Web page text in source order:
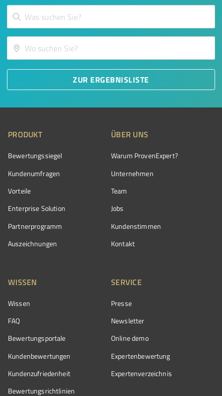
ZUR ERGEBNISLISTE
PRODUKT
Bewertungssiegel
Kundenumfragen
Vorteile
Enterprise Solution
Partnerprogramm
Auszeichnungen
ÜBER UNS
Warum ProvenExpert?
Unternehmen
Team
Jobs
Kundenstimmen
Kontakt
WISSEN
Wissen
FAQ
Bewertungsportale
Kundenbewertungen
Kundenzufriedenheit
Bewertungs­richtlinien
SERVICE
Presse
Newsletter
Online demo
Expertenbewertung
Expertenverzeichnis